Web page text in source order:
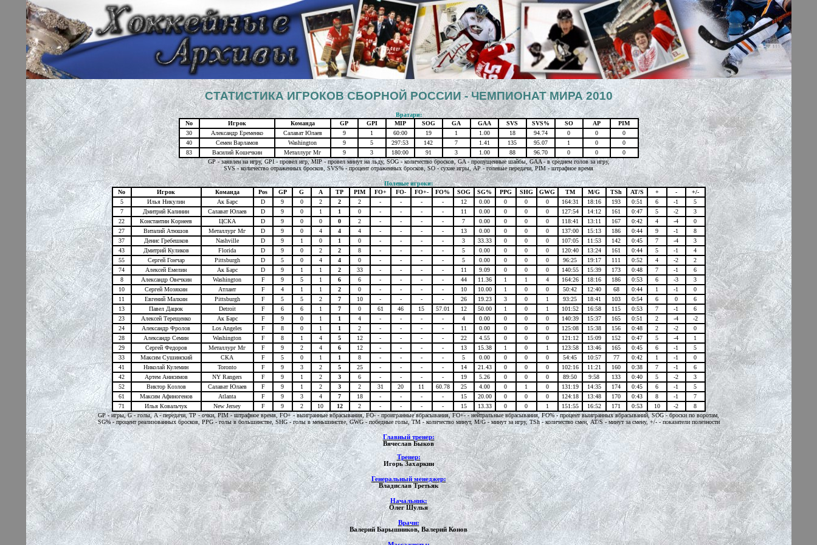
СТАТИСТИКА ИГРОКОВ СБОРНОЙ РОССИИ - ЧЕМПИОНАТ МИРА 2010
Вратари:
No
Игрок Команда GP GPI MIP SOG GA GAA SVS SVS% SO AP
PIM
30
Александр Еременко Салават Юлаев 9 1 60:00 19 1 1.00 18 94.74 0 0
0
40
Семен Варламов Washington 9 5 297:53 142 7 1.41 135 95.07 1 0
0
83
Василий Кошечкин Металлург Мг 9 3 180:00 91 3 1.00 88 96.70 0 0
0
GP - заявлен на игру, GPI - провел игр, MIP - провел минут на льду, SOG - количество бросков, GA - пропущенные шайбы, GAA - в среднем голов за игру,
SVS - количество отраженных бросков, SVS% - процент отраженных бросков, SO - сухие игры, AP - голевые передачи, PIM - штрафное время
Полевые игроки:
No
Игрок Команда Pos GP G A TP PIM FO+ FO- FO+- FO% SOG SG% PPG SHG GWG TM M/G TSh AT/S + -
+/-
5
Илья Никулин Ак Барс D 9 0 2 2 2 - - - - 12 0.00 0 0 0 164:31 18:16 193 0:51 6 -1
5
7
Дмитрий Калинин Салават Юлаев D 9 0 1 1 0 - - - - 11 0.00 0 0 0 127:54 14:12 161 0:47 5 -2
3
22
Константин Корнеев ЦСКА D 9 0 0 0 2 - - - - 7 0.00 0 0 0 118:41 13:11 167 0:42 4 -4
0
27
Виталий Атюшов Металлург Мг D 9 0 4 4 4 - - - - 13 0.00 0 0 0 137:00 15:13 186 0:44 9 -1
8
37
Денис Гребешков Nashville D 9 1 0 1 0 - - - - 3 33.33 0 0 0 107:05 11:53 142 0:45 7 -4
3
43
Дмитрий Куликов Florida D 9 0 2 2 8 - - - - 5 0.00 0 0 0 120:40 13:24 161 0:44 5 -1
4
55
Сергей Гончар Pittsburgh D 5 0 4 4 0 - - - - 5 0.00 0 0 0 96:25 19:17 111 0:52 4 -2
2
74
Алексей Емелин Ак Барс D 9 1 1 2 33 - - - - 11 9.09 0 0 0 140:55 15:39 173 0:48 7 -1
6
8
Александр Овечкин Washington F 9 5 1 6 6 - - - - 44 11.36 1 1 4 164:26 18:16 186 0:53 6 -3
3
10
Сергей Мозякин Атлант F 4 1 1 2 0 - - - - 10 10.00 1 0 0 50:42 12:40 68 0:44 1 -1
0
11
Евгений Малкин Pittsburgh F 5 5 2 7 10 - - - - 26 19.23 3 0 1 93:25 18:41 103 0:54 6 0
6
13
Павел Дацюк Detroit F 6 6 1 7 0 61 46 15 57.01 12 50.00 1 0 1 101:52 16:58 115 0:53 7 -1
6
23
Алексей Терещенко Ак Барс F 9 0 1 1 4 - - - - 4 0.00 0 0 0 140:39 15:37 165 0:51 2 -4 -2
24
Александр Фролов Los Angeles F 8 0 1 1 2 - - - - 11 0.00 0 0 0 125:08 15:38 156 0:48 2 -2
0
28
Александр Семин Washington F 8 1 4 5 12 - - - - 22 4.55 0 0 0 121:12 15:09 152 0:47 5 -4
1
29
Сергей Федоров Металлург Мг F 9 2 4 6 12 - - - - 13 15.38 1 0 1 123:58 13:46 165 0:45 6 -1
5
33
Максим Сушинский СКА F 5 0 1 1 8 - - - - 5 0.00 0 0 0 54:45 10:57 77 0:42 1 -1
0
41
Николай Кулемин Toronto F 9 3 2 5 25 - - - - 14 21.43 0 0 0 102:16 11:21 160 0:38 7 -1
6
42
Артем Анисимов NY Rangers F 9 1 2 3 6 - - - - 19 5.26 0 0 0 89:50 9:58 133 0:40 5 -2
3
52
Виктор Козлов Салават Юлаев F 9 1 2 3 2 31 20 11 60.78 25 4.00 0 1 0 131:19 14:35 174 0:45 6 -1
5
61
Максим Афиногенов Atlanta F 9 3 4 7 18 - - - - 15 20.00 0 0 0 124:18 13:48 170 0:43 8 -1
7
71
Илья Ковальчук New Jersey F 9 2 10 12 2 - - - - 15 13.33 0 0 1 151:55 16:52 171 0:53 10 -2
8
GP - игры, G - голы, A - передачи, TP - очки, PIM - штрафное время, FO+ - выигранные вбрасывания, FO- - проигранные вбрасывания, FO+- - нейтральные вбрасывания, FO% - процент выигранных вбрасываний, SOG - броски по воротам,
SG% - процент реализованных бросков, PPG - голы в большинстве, SHG - голы в меньшинстве, GWG - победные голы, TM - количество минут, M/G - минут за игру, TSh - количество смен, AT/S - минут за смену, +/- - показатели полезности
Главный тренер:
Вячеслав Быков
Тренер:
Игорь Захаркин
Генеральный менеджер:
Владислав Третьяк
Начальник:
Олег Шулья
Врачи:
Валерий Барышников, Валерий Конов